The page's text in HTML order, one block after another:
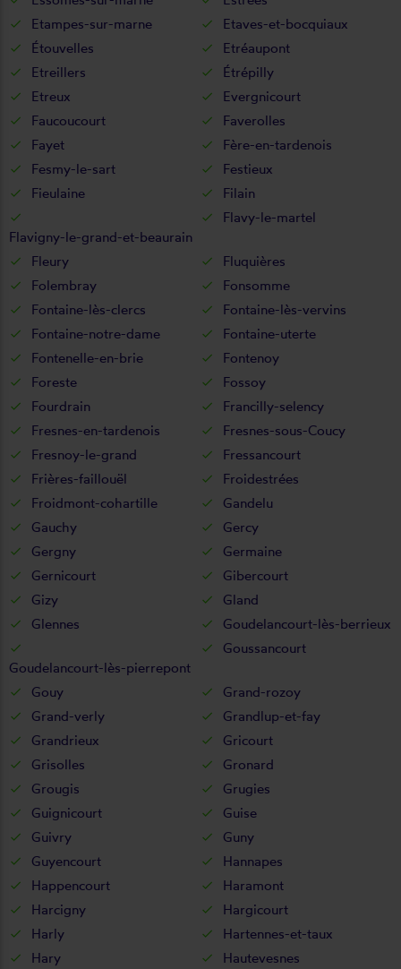
Etampes-sur-marne
Etaves-et-bocquiaux
Étouvelles
Etréaupont
Etreillers
Étrépilly
Etreux
Evergnicourt
Faucoucourt
Faverolles
Fayet
Fère-en-tardenois
Fesmy-le-sart
Festieux
Fieulaine
Filain
Flavigny-le-grand-et-beaurain
Flavy-le-martel
Fleury
Fluquières
Folembray
Fonsomme
Fontaine-lès-clercs
Fontaine-lès-vervins
Fontaine-notre-dame
Fontaine-uterte
Fontenelle-en-brie
Fontenoy
Foreste
Fossoy
Fourdrain
Francilly-selency
Fresnes-en-tardenois
Fresnes-sous-Coucy
Fresnoy-le-grand
Fressancourt
Frières-faillouël
Froidestrées
Froidmont-cohartille
Gandelu
Gauchy
Gercy
Gergny
Germaine
Gernicourt
Gibercourt
Gizy
Gland
Glennes
Goudelancourt-lès-berrieux
Goudelancourt-lès-pierrepont
Goussancourt
Gouy
Grand-rozoy
Grand-verly
Grandlup-et-fay
Grandrieux
Gricourt
Grisolles
Gronard
Grougis
Grugies
Guignicourt
Guise
Guivry
Guny
Guyencourt
Hannapes
Happencourt
Haramont
Harcigny
Hargicourt
Harly
Hartennes-et-taux
Hary
Hautevesnes